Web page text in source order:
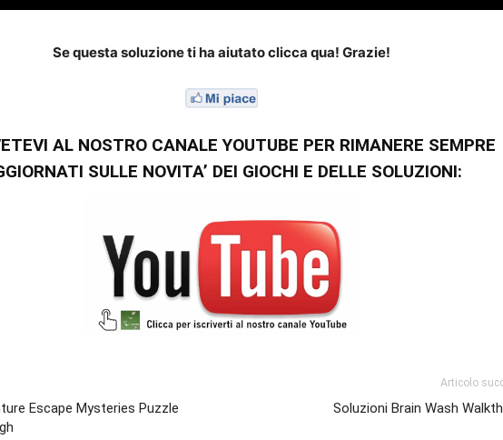
Se questa soluzione ti ha aiutato clicca qua! Grazie!
AL NOSTRO CANALE YOUTUBE PER RIMANERE SEMPRE
SULLE NOVITA’ DEI GIOCHI E DELLE SOLUZIONI:
Escape Mysteries Puzzle
Articolo
Soluzioni Brain Wash